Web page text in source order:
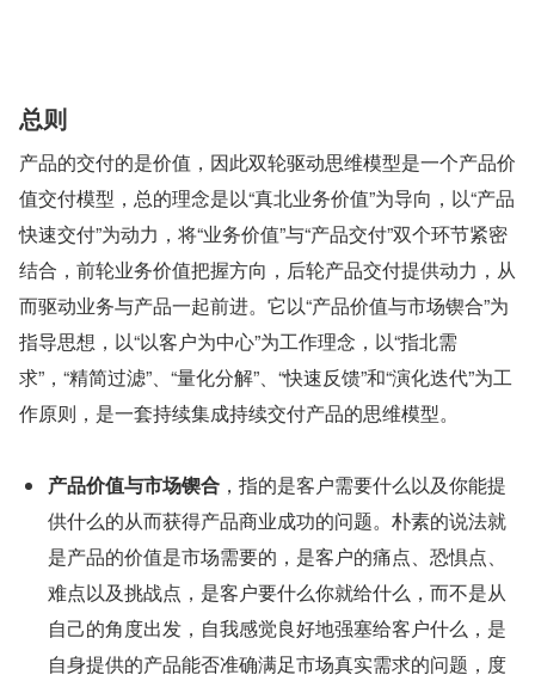
总则
产品的交付的是价值，因此双轮驱动思维模型是一个产品价
值交付模型，总的理念是以“真北业务价值”为导向，以“产品
快速交付”为动力，将“业务价值”与“产品交付”双个环节紧密
结合，前轮业务价值把握方向，后轮产品交付提供动力，从
而驱动业务与产品一起前进。它以“产品价值与市场锲合”为
指导思想，以“以客户为中心”为工作理念，以“指北需
求”，“精简过滤”、“量化分解”、“快速反馈”和“演化迭代”为工
作原则，是一套持续集成持续交付产品的思维模型。
产品价值与市场锲合 ，指的是客户需要什么以及你能提
供什么的从而获得产品商业成功的问题。朴素的说法就
是产品的价值是市场需要的，是客户的痛点、恐惧点、
难点以及挑战点，是客户要什么你就给什么，而不是从
自己的角度出发，自我感觉良好地强塞给客户什么，是
自身提供的产品能否准确满足市场真实需求的问题，度